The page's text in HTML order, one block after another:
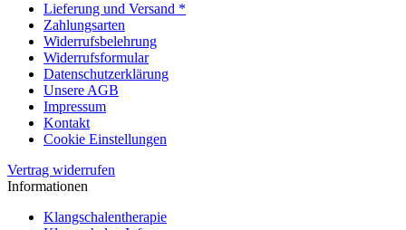
Lieferung und Versand *
Zahlungsarten
Widerrufsbelehrung
Widerrufsformular
Datenschutzerklärung
Unsere AGB
Impressum
Kontakt
Cookie Einstellungen
Vertrag widerrufen
Informationen
Klangschalentherapie